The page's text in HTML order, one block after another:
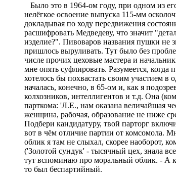
Было это в 1964-ом году, при одном из
нелёгкое освоение выпуска 115-мм
докладывая по ходу передвижения
расшифровать Медведеву, что значит
изделие?". Пивоваров названия пушки не
пришлось выруливать. Тут было без
числе прочих цеховые мастера и
мне опять суфлировать. Разумеется,
хотелось бы похвастать своим участием
началась, конечно, в 65-ом и, как я
колхозников, интеллигентов и т.д. Она
парткома: 'Л.Е., нам оказана величайшая
женщина, рабочая, образование не ниже
Подбери кандидатуру, твой парторг
вот в чём отличие партии от комсомола.
облик я там не слыхал, скорее наоборот,
('Золотой сундук' - тысячный цех, знала
тут вспоминаю про моральный облик. - А
то был беспартийный.